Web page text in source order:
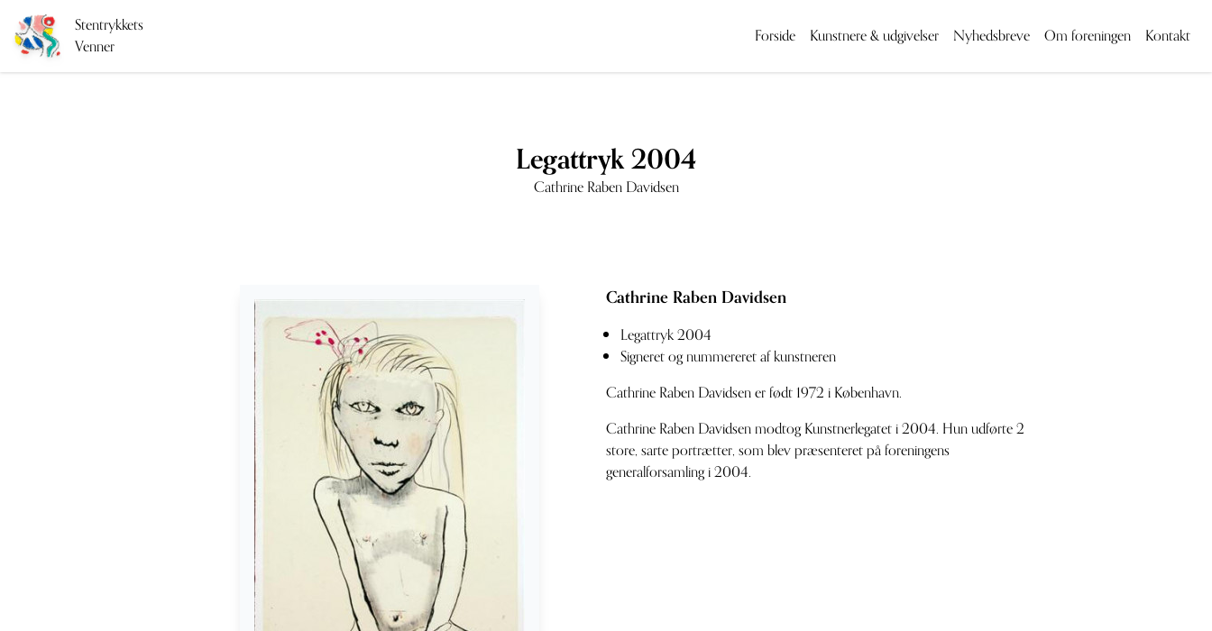
Stentrykkets
Venner
Forside Kunstnere & udgivelser Nyhedsbreve Om foreningen Kontakt
Legattryk 2004
Cathrine Raben Davidsen
Cathrine Raben Davidsen
Legattryk 2004
Signeret og nummereret af kunstneren
Cathrine Raben Davidsen er født 1972 i København.
Cathrine Raben Davidsen modtog Kunstnerlegatet i 2004. Hun udførte 2
store, sarte portrætter, som blev præsenteret på foreningens
generalforsamling i 2004.